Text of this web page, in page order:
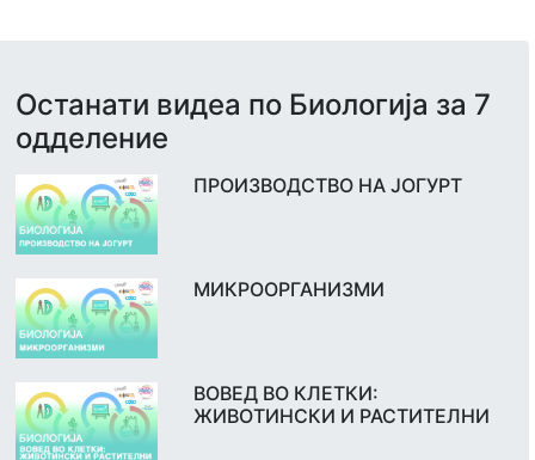
Останати видеа по Биологија за 7
одделение
ПРОИЗВОДСТВО НА ЈОГУРТ
МИКРООРГАНИЗМИ
ВОВЕД ВО КЛЕТКИ:
ЖИВОТИНСКИ И РАСТИТЕЛНИ